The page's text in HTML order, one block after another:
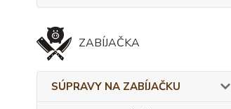
ZABÍJAČKA
SÚPRAVY NA ZABÍJAČKU